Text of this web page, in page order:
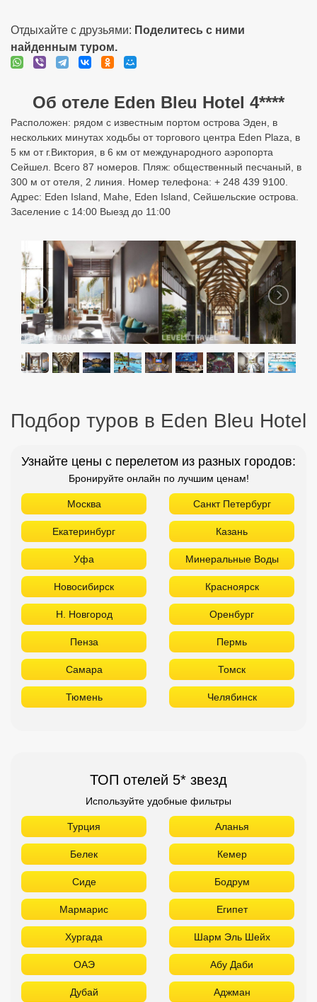
Отдыхайте с друзьями: Поделитесь с ними
найденным туром.
Об отеле Eden Bleu Hotel 4****
Расположен: рядом с известным портом острова Эден, в
нескольких минутах ходьбы от торгового центра Eden Plaza, в
5 км от г.Виктория, в 6 км от международного аэропорта
Сейшел. Всего 87 номеров. Пляж: общественный песчаный, в
300 м от отеля, 2 линия. Номер телефона: + 248 439 9100.
Адрес: Eden Island, Mahe, Eden Island, Сейшельские острова.
Заселение с 14:00 Выезд до 11:00
Подбор туров в Eden Bleu Hotel
Узнайте цены с перелетом из разных городов:
Бронируйте онлайн по лучшим ценам!
Москва Санкт Петербург
Екатеринбург Казань
Уфа Минеральные Воды
Новосибирск Красноярск
Н. Новгород Оренбург
Пенза Пермь
Самара Томск
Тюмень Челябинск
ТОП отелей 5* звезд
Используйте удобные фильтры
Турция Аланья
Белек Кемер
Сиде Бодрум
Мармарис Египет
Хургада Шарм Эль Шейх
ОАЭ Абу Даби
Дубай Аджман